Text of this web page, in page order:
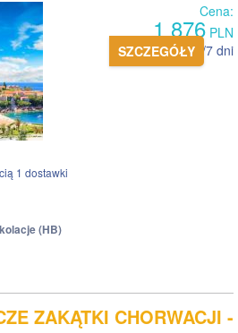
Cena:
1 876 PLN
pokój 2 os. /7 dni
SZCZEGÓŁY
1 dostawki
(HB)
ZAKĄTKI CHORWACJI -